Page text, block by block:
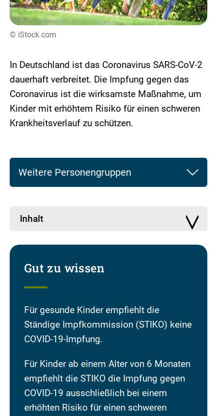
© iStock.com
In Deutschland ist das Coronavirus SARS-CoV-2
dauerhaft verbreitet. Die Impfung gegen das
Coronavirus ist die wirksamste Maßnahme, um
Kinder mit erhöhtem Risiko für einen schweren
Krankheitsverlauf zu schützen.
Weitere Personengruppen
Inhalt
Gut zu wissen
Für gesunde Kinder empfiehlt die
Ständige Impfkommission (STIKO) keine
COVID-19-Impfung.
Für Kinder ab einem Alter von 6 Monaten
empfiehlt die STIKO die Impfung gegen
COVID-19 ausschließlich bei einem
erhöhten Risiko für einen schweren